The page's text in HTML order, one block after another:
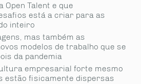
Open Talent e que
está a criar para as
inteiro
mas também as
modelos de trabalho que se
da pandemia
empresarial forte mesmo
estão fisicamente dispersas